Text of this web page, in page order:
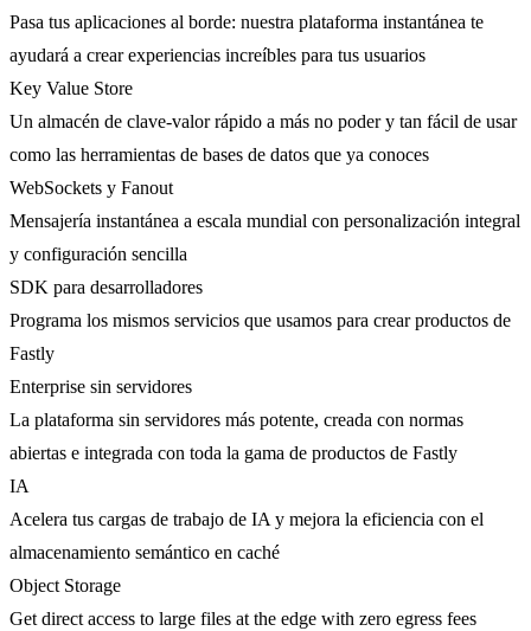
Pasa tus aplicaciones al borde: nuestra plataforma instantánea te
ayudará a crear experiencias increíbles para tus usuarios
Key Value Store
Un almacén de clave-valor rápido a más no poder y tan fácil de usar
como las herramientas de bases de datos que ya conoces
WebSockets y Fanout
Mensajería instantánea a escala mundial con personalización integral
y configuración sencilla
SDK para desarrolladores
Programa los mismos servicios que usamos para crear productos de
Fastly
Enterprise sin servidores
La plataforma sin servidores más potente, creada con normas
abiertas e integrada con toda la gama de productos de Fastly
IA
Acelera tus cargas de trabajo de IA y mejora la eficiencia con el
almacenamiento semántico en caché
Object Storage
Get direct access to large files at the edge with zero egress fees